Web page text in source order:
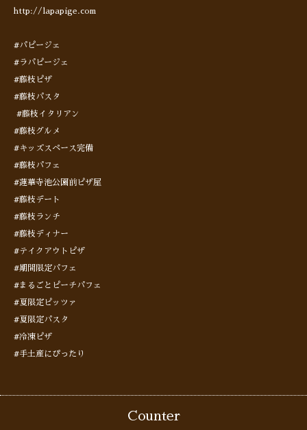
http://lapapige.com
#パピージェ
#ラパピージェ
#藤枝ピザ
#藤枝パスタ
#藤枝イタリアン
#藤枝グルメ
#キッズスペース完備
#藤枝パフェ
#蓮華寺池公園前ピザ屋
#藤枝デート
#藤枝ランチ
#藤枝ディナー
#テイクアウトピザ
#期間限定パフェ
#まるごとピーチパフェ
#夏限定ピッツァ
#夏限定パスタ
#冷凍ピザ
#手土産にぴったり
Counter